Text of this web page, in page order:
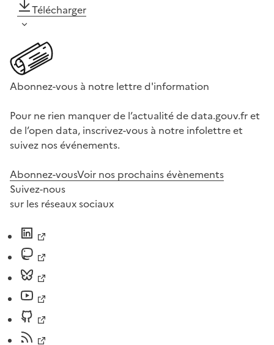
Télécharger
Abonnez-vous à notre lettre d'information
Pour ne rien manquer de l’actualité de data.gouv.fr et
de l’open data, inscrivez-vous à notre infolettre et
suivez nos événements.
Abonnez-vousVoir nos prochains évènements
Suivez-nous
sur les réseaux sociaux